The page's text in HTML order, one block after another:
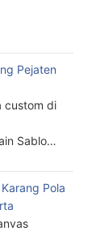
Pejaten
custom di
Sablo…
Pola